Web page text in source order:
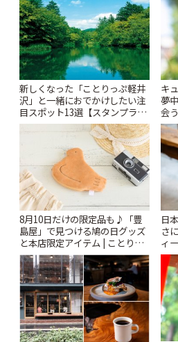
ぷ
新しくなった「ことりっぷ軽井
沢」と一緒におでかけしたい注
目スポット13選【スタンプラリ
ー開催中】 | ことりっぷ
キ
夢
会
8月10日だけの限定品も♪「豊
島屋」で見つける鳩の日グッズ
と本店限定アイテム | ことりっ
ぷ
日
さ
ィ